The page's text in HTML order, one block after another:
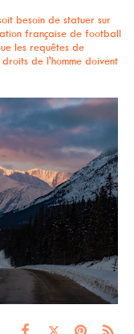
besoin de statuer sur
française de football
les requêtes de
de l'homme doivent